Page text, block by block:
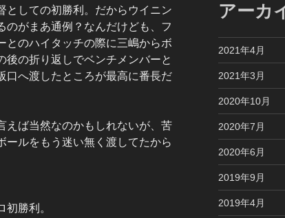
としての初勝利。だからウイニン
のがまあ通例？なんだけども、フ
とのハイタッチの際に三嶋からボ
後の折り返しでベンチメンバーと
口へ渡したところが最高に番長だ
えば当然なのかもしれないが、苦
ールをもう迷い無く渡してたから
勝利。
アーカ
2021年4月
2021年3月
2020年10月
2020年7月
2020年6月
2019年9月
2019年4月